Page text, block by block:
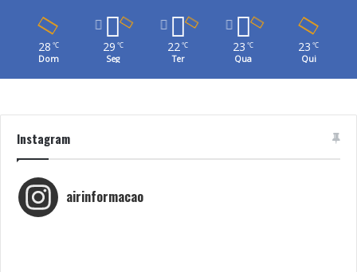
28 ℃
Dom
29 ℃
Seg
22℃
Ter
23 ℃
Qua
23 ℃
Qui
Instagram
airinformacao